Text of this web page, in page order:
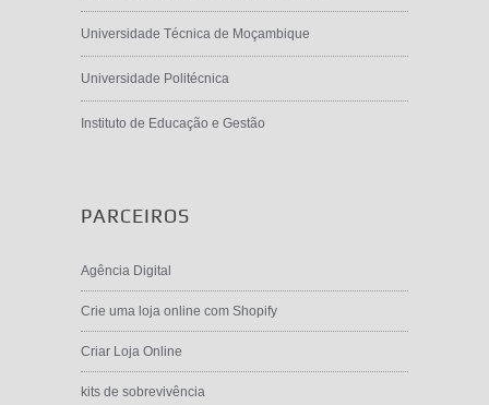
Universidade Técnica de Moçambique
Universidade Politécnica
Instituto de Educação e Gestão
PARCEIROS
Agência Digital
Crie uma loja online com Shopify
Criar Loja Online
kits de sobrevivência